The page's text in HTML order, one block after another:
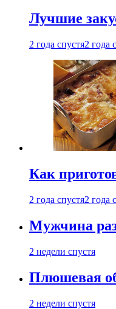
Лучшие
2 года спустя2 года
Как
2 года спустя2 года
Мужчина
2 недели спустя
Плюшевая
2 недели спустя